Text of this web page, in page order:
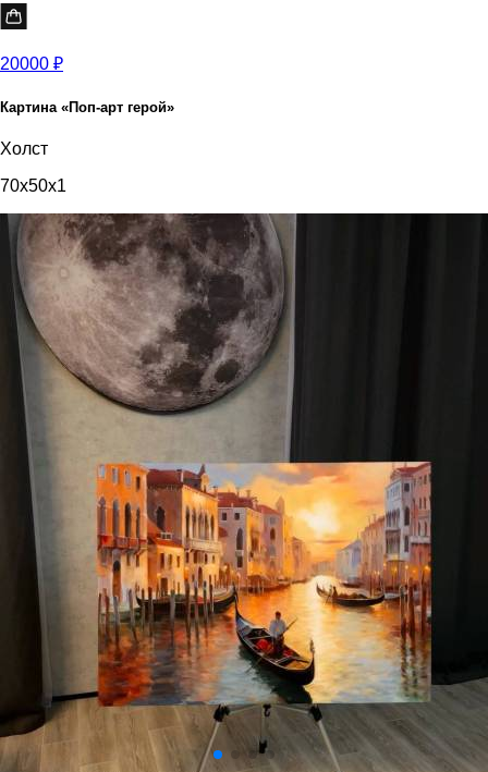
20000 ₽
Картина «Поп-арт герой»
Холст
70x50x1